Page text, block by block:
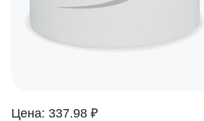
Цена: 337.98 ₽